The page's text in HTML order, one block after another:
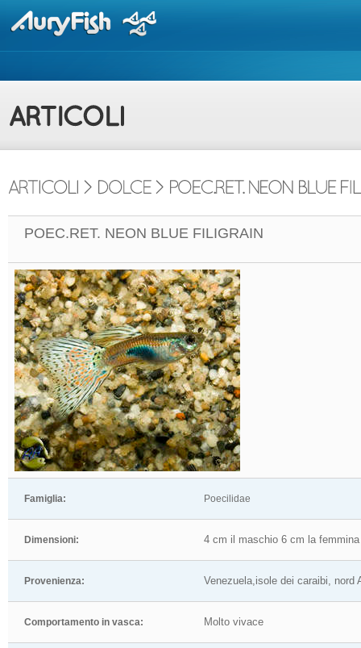
POEC.RET. NEON BLUE FILIGRAIN
Famiglia: Poecilidae
Dimensioni: 4 cm il maschio 6 cm la femmina
Provenienza: Venezuela,isole dei caraibi, nord
Comportamento in vasca: Molto vivace